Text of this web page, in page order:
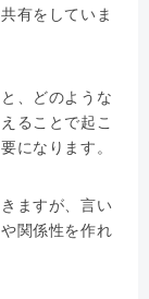
有をしていま
、どのような
ることで起こ
になります。
ますが、言い
関係性を作れ